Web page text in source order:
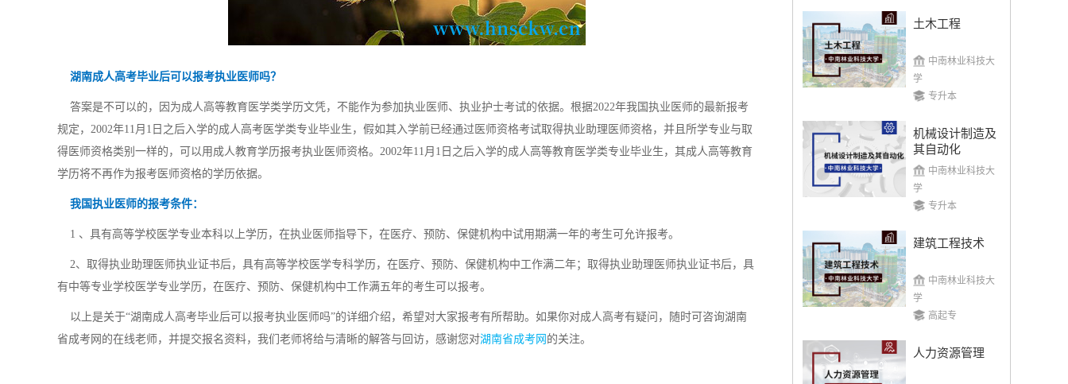
湖南成人高考毕业后可以报考执业医师吗？
答案是不可以的，因为成人高等教育医学类学历文凭，不能作为参加执业医师、执业护士考试的依据。根据2022年我国执业医师的最新报考
规定，2002年11月1日之后入学的成人高考医学类专业毕业生，假如其入学前已经通过医师资格考试取得执业助理医师资格，并且所学专业与取
得医师资格类别一样的，可以用成人教育学历报考执业医师资格。2002年11月1日之后入学的成人高等教育医学类专业毕业生，其成人高等教育
学历将不再作为报考医师资格的学历依据。
我国执业医师的报考条件：
1 、具有高等学校医学专业本科以上学历，在执业医师指导下，在医疗、预防、保健机构中试用期满一年的考生可允许报考。
2、取得执业助理医师执业证书后，具有高等学校医学专科学历，在医疗、预防、保健机构中工作满二年；取得执业助理医师执业证书后，具
有中等专业学校医学专业学历，在医疗、预防、保健机构中工作满五年的考生可以报考。
以上是关于“湖南成人高考毕业后可以报考执业医师吗”的详细介绍，希望对大家报考有所帮助。如果你对成人高考有疑问，随时可咨询湖南
省成考网的在线老师，并提交报名资料，我们老师将给与清晰的解答与回访，感谢您对湖南省成考网 的关注。
土木工程
中南林业科技大
学
专升本
机械设计制造及
其自动化
中南林业科技大
学
专升本
建筑工程技术
中南林业科技大
学
高起专
人力资源管理